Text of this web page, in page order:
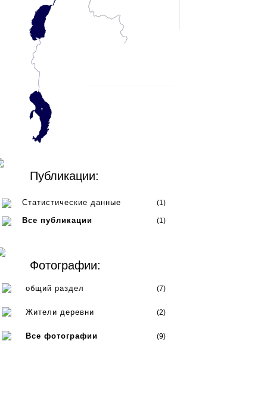
Публикации:
Статистические данные (1)
Все публикации (1)
Фотографии:
общий раздел (7)
Жители деревни (2)
Все фотографии (9)